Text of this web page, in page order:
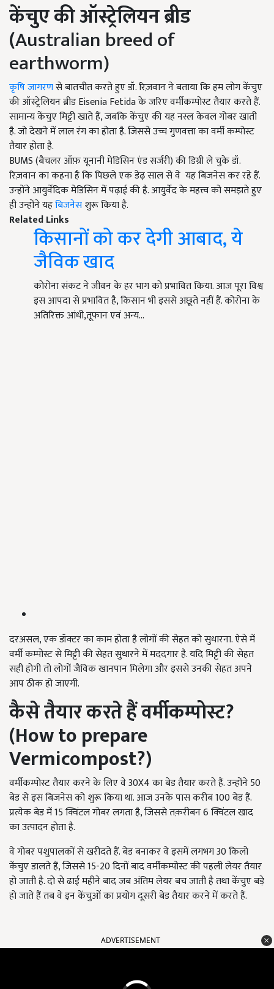
केंचुएकीऑस्ट्रेलियनब्रीड
(Australian breed of
earthworm)
कृषि जागरणसे बातचीत करते हुए डॉ. रिज़वान ने बताया कि हम लोग केंचुए
की ऑस्ट्रेलियन ब्रीड Eisenia Fetida के जरिए वर्मीकम्पोस्ट तैयार करते हैं.
सामान्य केंचुए मिट्टी खाते हैं, जबकि केंचुए की यह नस्ल केवल गोबर खाती
है. जो देखने में लाल रंग का होता है. जिससे उच्च गुणवत्ता का वर्मी कम्पोस्ट
तैयार होता है.
BUMS (बैचलर ऑफ़ यूनानी मेडिसिन एंड सर्जरी) की डिग्री ले चुके डॉ.
रिज़वान का कहना है कि पिछले एक डेढ़ साल से वे यह बिजनेस कर रहे हैं.
उन्होंने आयुर्वेदिक मेडिसिन में पढ़ाई की है. आयुर्वेद के महत्त्व को समझते हुए
ही उन्होंने यहबिजनेसशुरू किया है.
Related Links
किसानों को कर देगी आबाद, ये
जैविक खाद
कोरोना संकट ने जीवन के हर भाग को प्रभावित किया. आज पूरा विश्व
इस आपदा से प्रभावित है, किसान भी इससे अछूते नहीं हैं. कोरोना के
अतिरिक्त आंधी,तूफान एवं अन्य…
दरअसल, एक डॉक्टर का काम होता है लोगों की सेहत को सुधारना. ऐसे में
वर्मी कम्पोस्ट से मिट्टी की सेहत सुधारने में मददगार है. यदि मिट्टी की सेहत
सही होगी तो लोगों जैविक खानपान मिलेगा और इससे उनकी सेहत अपने
आप ठीक हो जाएगी.
कैसेतैयारकरतेहैंवर्मीकम्पोस्ट?
(How to prepare
Vermicompost?)
वर्मीकम्पोस्ट तैयार करने के लिए वे 30X4 का बेड तैयार करते हैं. उन्होंने 50
बेड से इस बिजनेस को शुरू किया था. आज उनके पास करीब 100 बेड हैं.
प्रत्येक बेड में 15 क्विंटल गोबर लगता है, जिससे तक़रीबन 6 क्विंटल खाद
का उत्पादन होता है.
वे गोबर पशुपालकों से खरीदते हैं. बेड बनाकर वे इसमें लगभग 30 किलो
केंचुए डालते हैं, जिससे 15-20 दिनों बाद वर्मीकम्पोस्ट की पहली लेयर तैयार
हो जाती है. दो से ढाई महीने बाद जब अंतिम लेयर बच जाती है तथा केंचुए बड़े
हो जाते हैं तब वे इन केंचुओं का प्रयोग दूसरी बेड तैयार करने में करते हैं.
ADVERTISEMENT